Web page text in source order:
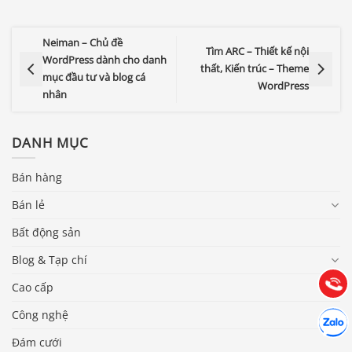
Neiman – Chủ đề
WordPress dành cho danh
mục đầu tư và blog cá
nhân
Tìm ARC – Thiết kế nội
thất, Kiến trúc – Theme
WordPress
DANH MỤC
Bán hàng
Bán lẻ
Bất động sản
Blog & Tạp chí
Cao cấp
Công nghệ
Đám cưới
Gọi
(028) 22.166.144
Chát